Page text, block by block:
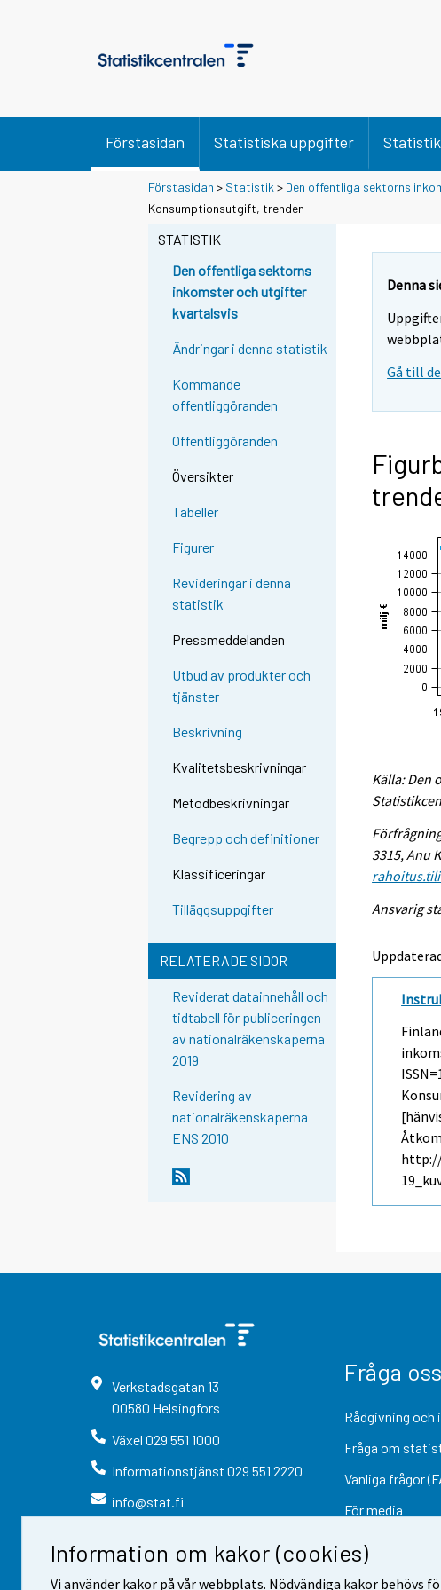
Information om kakor (cookies)
Vi använder kakor på vår webbplats. Nödvändiga kakor
Förstasidan Statistiska uppgifter
Förstasidan > Statistik > Den offentliga sektorns
Konsumptionsutgift, trenden
STATISTIK
Den offentliga sektorns
inkomster och utgifter
kvartalsvis
Ändringar i denna statistik
Kommande
offentliggöranden
Offentliggöranden
Översikter
Tabeller
Figurer
Revideringar i denna
statistik
Pressmeddelanden
Utbud av produkter och
tjänster
Beskrivning
Kvalitetsbeskrivningar
Metodbeskrivningar
Begrepp och definitioner
Klassificeringar
Tilläggsuppgifter
RELATERADE SIDOR
Reviderat datainnehåll och
tidtabell för publiceringen
av nationalräkenskaperna
2019
Revidering av
nationalräkenskaperna
ENS 2010
Denna
Gå till
Källa: Den
3315, Anu
Ansvarig
Verkstadsgatan 13
00580 Helsingfors
Växel 029 551 1000
Informationstjänst 029 551 2220
info@stat.fi
Fråga oss
Rådgivning
Fråga om
Vanliga frågor
För media